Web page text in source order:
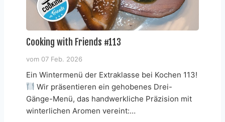
Cooking with Friends #113
vom 07 Feb. 2026
Ein Wintermenü der Extraklasse bei Kochen 113!
Wir präsentieren ein gehobenes Drei-
Gänge-Menü, das handwerkliche Präzision mit
winterlichen Aromen vereint:…